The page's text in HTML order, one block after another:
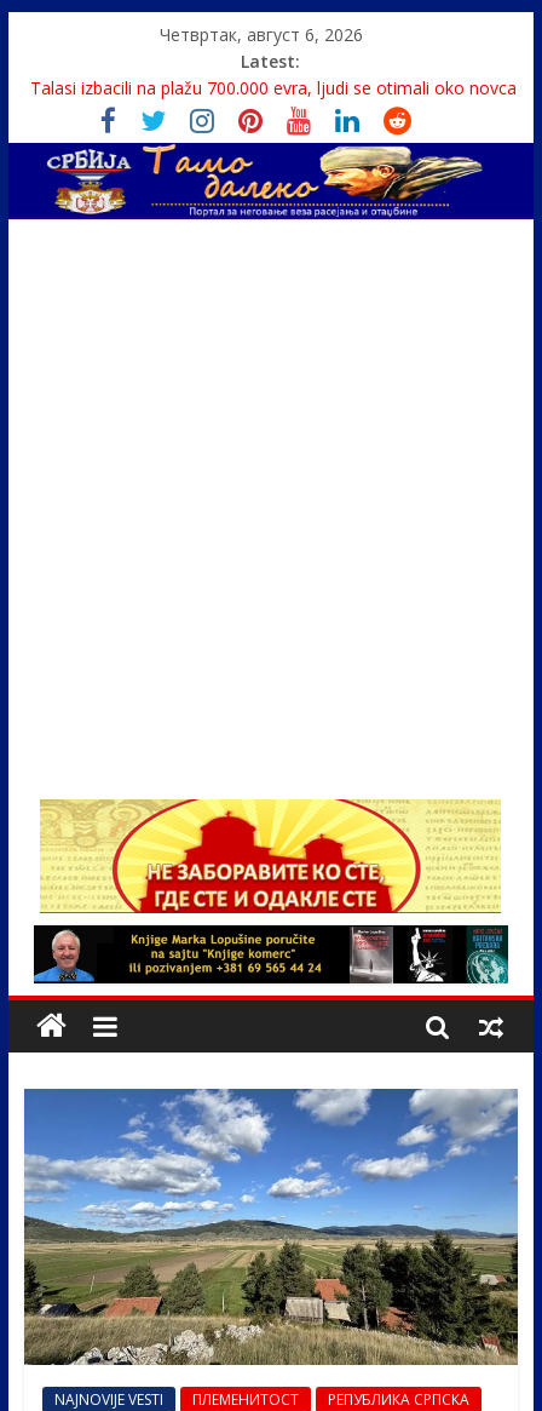
Четвртак, август 6, 2026
Latest:
Monasi spasili dete sa litice visoke 15 metara
Talasi izbacili na plažu 700.000 evra, ljudi se otimali oko novca
Srbin zaspao na Dunavu, reka ga odnela u Rumuniju
Politika i seks glavne teme srpskih medija
U Srbiji pola miliona migranata, 100 000 stranaca se zaposlilo
NAJNOVIJE VESTI ПЛЕМЕНИТОСТ РЕПУБЛИКА СРПСКА